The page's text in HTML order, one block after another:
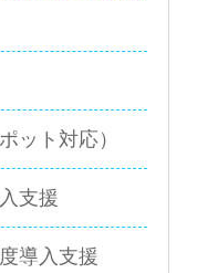
ット対応）
支援
導入支援